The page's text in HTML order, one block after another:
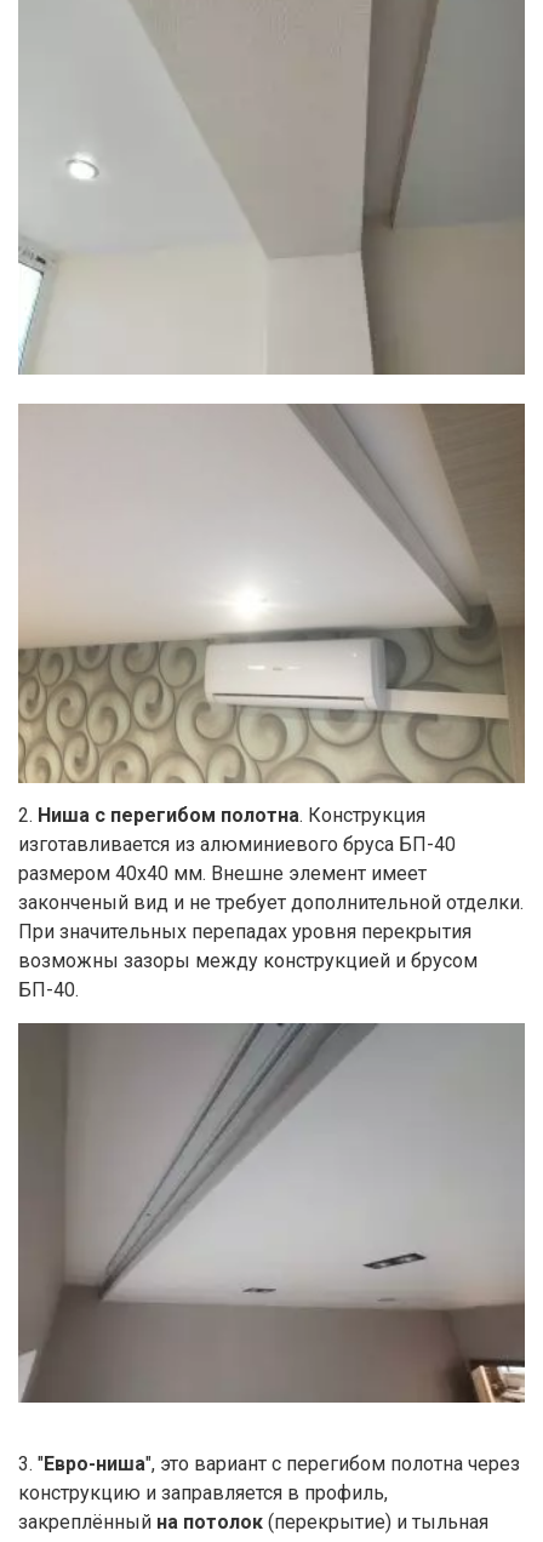
2. Ниша с перегибом полотна. Конструкция
изготавливается из алюминиевого бруса БП-40
размером 40х40 мм. Внешне элемент имеет
законченый вид и не требует дополнительной отделки.
При значительных перепадах уровня перекрытия
возможны зазоры между конструкцией и брусом
БП-40.
3. "Евро-ниша", это вариант с перегибом полотна через
конструкцию и заправляется в профиль,
закреплённый на потолок (перекрытие) и тыльная